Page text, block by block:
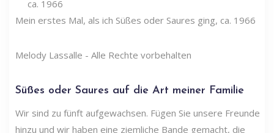
Mein erstes Mal, als ich Süßes oder Saures ging, ca. 1966
Melody Lassalle - Alle Rechte vorbehalten
Süßes oder Saures auf die Art meiner Familie
Wir sind zu fünft aufgewachsen. Fügen Sie unsere Freunde
hinzu und wir haben eine ziemliche Bande gemacht, die